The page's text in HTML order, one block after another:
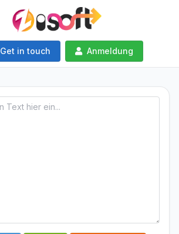
Get in touch Anmeldung